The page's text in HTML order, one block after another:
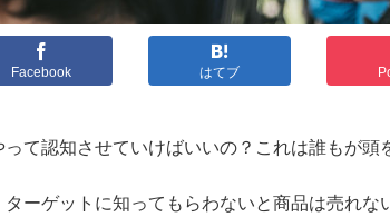
Facebook はてブ
て認知させていけばいいの？これは誰もが頭
ーゲットに知ってもらわないと商品は売れな